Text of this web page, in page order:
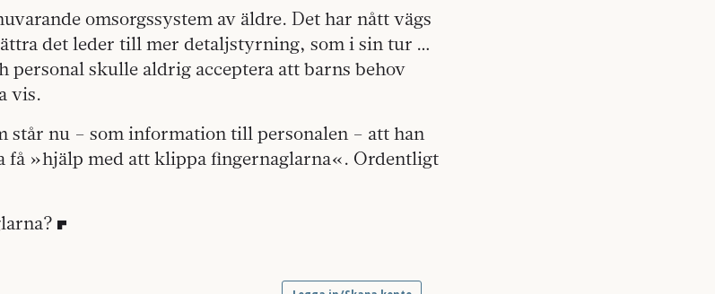
omsorgssystem av äldre. Det har nått vägs
det leder till mer detaljstyrning, som i sin tur …
personal skulle aldrig acceptera att barns behov
vis.
står nu – som information till personalen – att han
få »hjälp med att klippa fingernaglarna«. Ordentligt